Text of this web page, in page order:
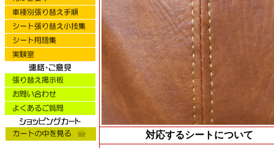
対応するシートについて